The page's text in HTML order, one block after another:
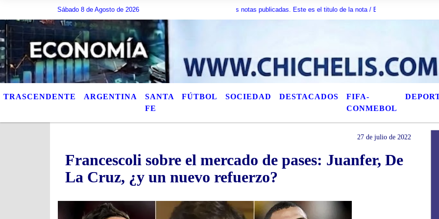
Sábado 8 de Agosto de 2026
escribir lo que quiera, o bien puede mostrar los Ãºltimos tÃ­tulos de las notas publicadas. Este es el titulo de la nota / Esta es otra nota / AquÃ­
TRASCENDENTE ARGENTINA
SANTA
FE
FÚTBOL SOCIEDAD DESTACADOS
FIFA-
CONMEBOL
27 de julio de 2022
Francescoli sobre el mercado de pases: Juanfer, De
La Cruz, ¿y un nuevo refuerzo?